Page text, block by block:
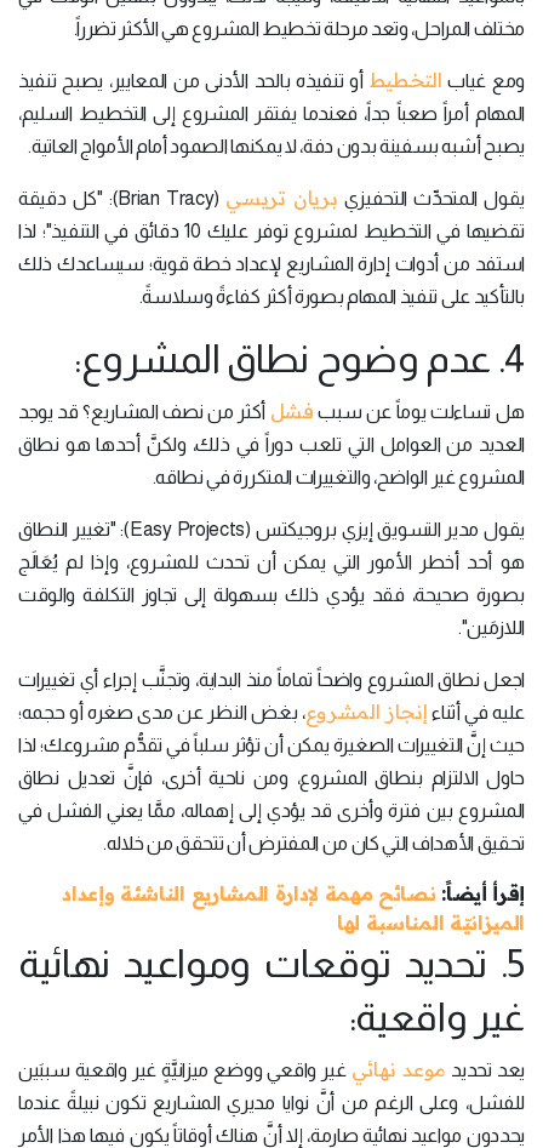
مختلف المراحل، وتعد مرحلة تخطيط المشروع هي الأكثر تضرراً.
ومع غياب التخطيط أو تنفيذه بالحد الأدنى من المعايير، يصبح تنفيذ
المهام أمراً صعباً جداً، فعندما يفتقر المشروع إلى التخطيط السليم،
يصبح أشبه بسفينة بدون دفة، لا يمكنها الصمود أمام الأمواج العاتية.
يقول المتحدِّث التحفيزي بريان تريسي
(Brian Tracy): "كل دقيقة
تقضيها في التخطيط لمشروع توفر عليك 10 دقائق في التنفيذ"؛ لذا
استفد من أدوات إدارة المشاريع لإعداد خطة قوية؛ سيساعدك ذلك
بالتأكيد على تنفيذ المهام بصورة أكثر كفاءةً وسلاسةً.
4. عدم وضوح نطاق المشروع:
هل تساءلت يوماً عن سبب فشل أكثر من نصف المشاريع؟ قد يوجد
العديد من العوامل التي تلعب دوراً في ذلك، ولكنَّ أحدها هو نطاق
المشروع غير الواضح، والتغييرات المتكررة في نطاقه.
يقول مدير التسويق إيزي بروجيكتس (Easy Projects): "تغيير النطاق
هو أحد أخطر الأمور التي يمكن أن تحدث للمشروع، وإذا لم يُعَالَج
بصورة صحيحة، فقد يؤدي ذلك بسهولة إلى تجاوز التكلفة والوقت
اللازمَين".
اجعل نطاق المشروع واضحاً تماماً منذ البداية، وتجنَّب إجراء أي تغييرات
عليه في أثناء إنجاز المشروع، بغض النظر عن مدى صغره أو حجمه؛
حيث إنَّ التغييرات الصغيرة يمكن أن تؤثر سلباً في تقدُّم مشروعك؛ لذا
حاول الالتزام بنطاق المشروع، ومن ناحية أخرى، فإنَّ تعديل نطاق
المشروع بين فترة وأخرى قد يؤدي إلى إهماله، ممَّا يعني الفشل في
تحقيق الأهداف التي كان من المفترض أن تتحقق من خلاله.
إقرأ أيضاً: نصائح مهمة لإدارة المشاريع الناشئة وإعداد
الميزانيّة المناسبة لها
5. تحديد توقعات ومواعيد نهائية
غير واقعية:
يعد تحديد موعد نهائي غير واقعي ووضع ميزانيَّةٍ غير واقعية سببَين
للفشل، وعلى الرغم من أنَّ نوايا مديري المشاريع تكون نبيلةً عندما
يحددون مواعيد نهائية صارمة، إلا أنَّ هناك أوقاتاً يكون فيها هذا الأمر